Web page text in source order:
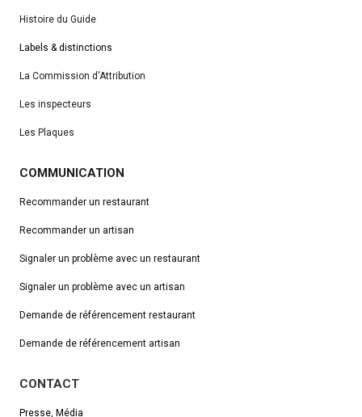
Histoire du Guide
Labels & distinctions
La Commission d'Attribution
Les inspecteurs
Les Plaques
COMMUNICATION
Recommander un restaurant
Recommander un artisan
Signaler un problème avec un restaurant
Signaler un problème avec un artisan
Demande de référencement restaurant
Demande de référencement artisan
CONTACT
Presse, Média